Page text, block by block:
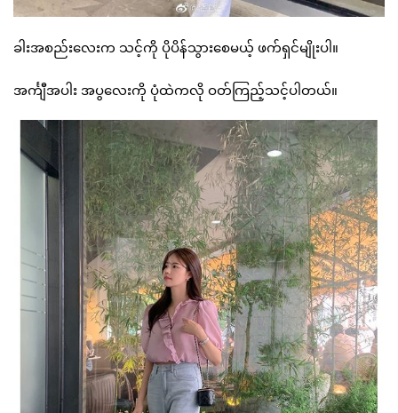
ခါးအစည်းလေးက သင့်ကို ပိုပိန်သွားစေမယ့် ဖက်ရှင်မျိုးပါ။
အင်္ကျီအပါး အပွလေးကို ပုံထဲကလို ဝတ်ကြည့်သင့်ပါတယ်။